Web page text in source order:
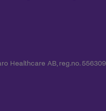
Healthcare AB, reg.no.